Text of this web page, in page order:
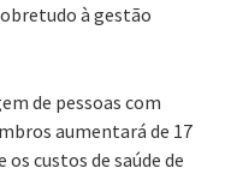
à gestão
de pessoas com
aumentará de 17
custos de saúde de